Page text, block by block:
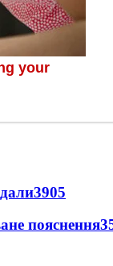
3905
пояснення